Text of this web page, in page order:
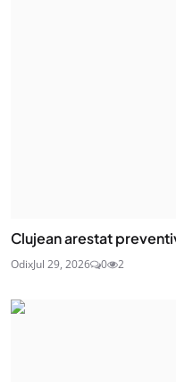
Clujean arestat
OdixJul 29, 2026 0 2